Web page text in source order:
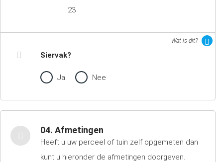
23
Wat is dit?
Siervak?
Ja Nee
04. Afmetingen
Heeft u uw perceel of tuin zelf opgemeten dan
kunt u hieronder de afmetingen doorgeven.